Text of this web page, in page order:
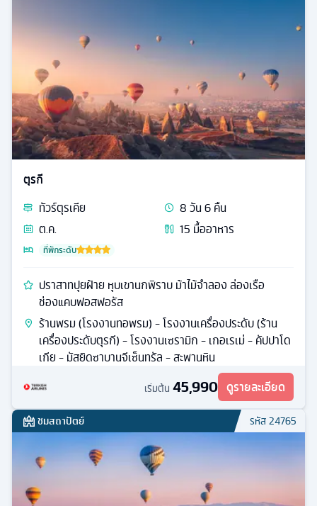
ตุรกี
ทัวร์ตุรเคีย 8วัน6คืน
ต.ค.
15 มื้ออาหาร
ที่พักระดับ
ปราสาทปุยฝ้าย หุบเขานกพิราบ ม้าไม้จำลอง ล่องเรือ
ช่องแคบฟอสฟอรัส
ร้านพรม (โรงงานทอพรม) - โรงงานเครื่องประดับ (ร้าน
เครื่องประดับตุรกี) - โรงงานเซรามิก - เกอเรเม่ - คัปปาโด
เกีย - มัสยิดซาบานจีเซ็นทรัล - สะพานหิน
เริ่มต้น 45,990 ดูรายละเอียด
ชมสถาปัตย์ รหัส24765